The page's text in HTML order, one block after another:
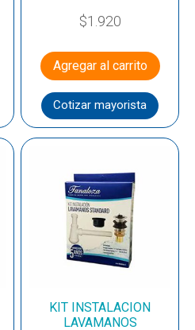
$1.920
Agregar al carrito
Cotizar mayorista
KIT INSTALACION
LAVAMANOS